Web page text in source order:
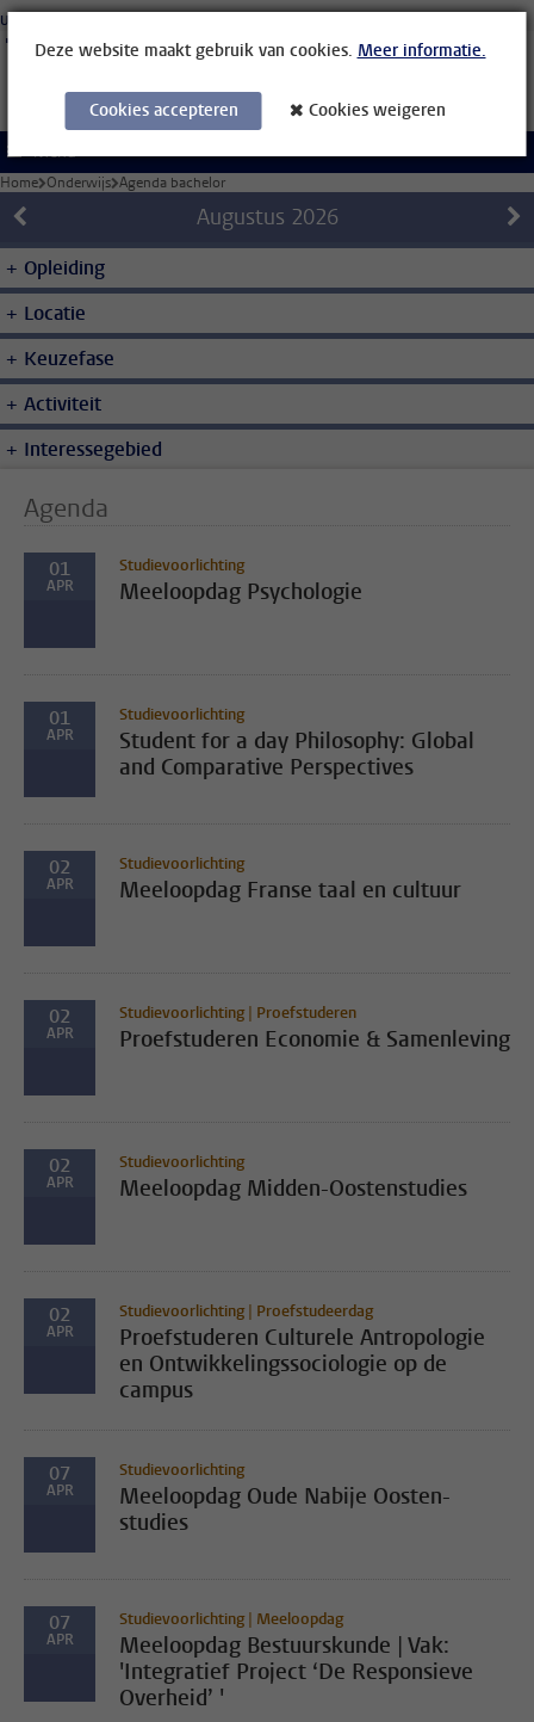
Universiteit Leiden
Menu
Home Onderwijs Agenda bachelor
Augustus 2026
Opleiding
Locatie
Keuzefase
Activiteit
Interessegebied
Agenda
01
APR
Studievoorlichting
Meeloopdag Psychologie
01
APR
Studievoorlichting
Student for a day Philosophy: Global
and Comparative Perspectives
02
APR
Studievoorlichting
Meeloopdag Franse taal en cultuur
02
APR
Studievoorlichting | Proefstuderen
Proefstuderen Economie & Samenleving
02
APR
Studievoorlichting
Meeloopdag Midden-Oostenstudies
02
APR
Studievoorlichting | Proefstudeerdag
Proefstuderen Culturele Antropologie
en Ontwikkelingssociologie op de
campus
07
APR
Studievoorlichting
Meeloopdag Oude Nabije Oosten-
studies
07
APR
Studievoorlichting | Meeloopdag
Meeloopdag Bestuurskunde | Vak:
'Integratief Project ‘De Responsieve
Overheid’ '
Deze website maakt gebruik van cookies. Meer informatie.
Cookies accepteren Cookies weigeren